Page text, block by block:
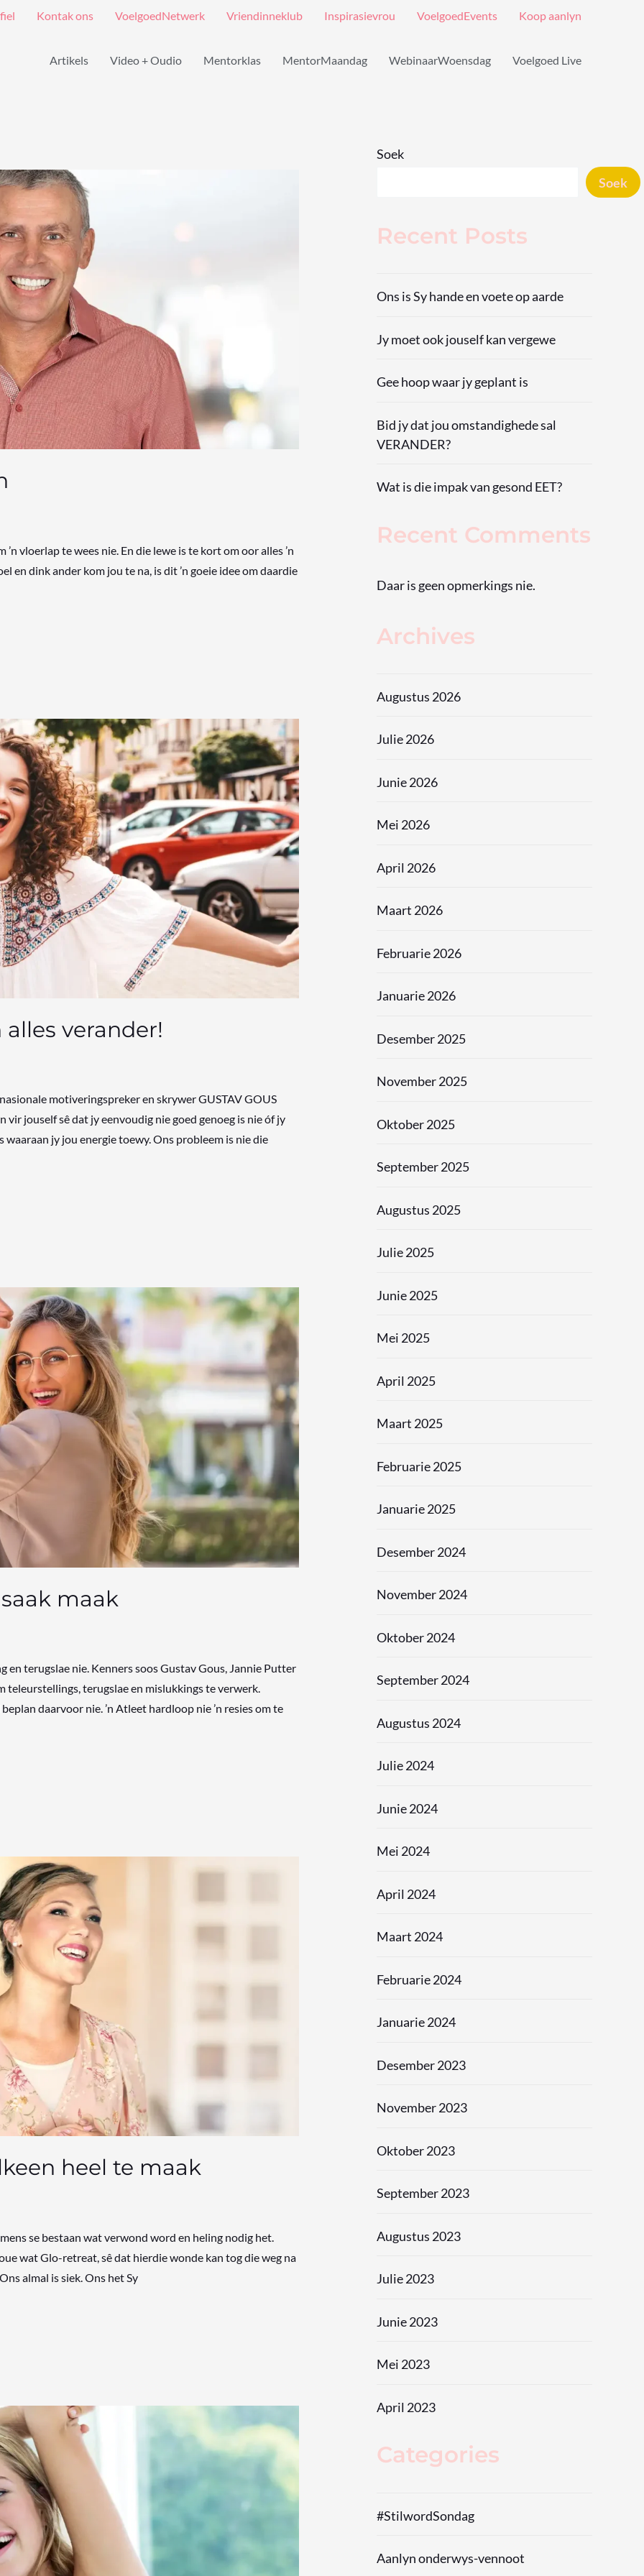
Kontak ons VoelgoedNetwerk Vriendinneklub Inspirasievrou VoelgoedEvents Koop aanlyn
Artikels Video + Oudio Mentorklas MentorMaandag WebinaarWoensdag Voelgoed Live
vloerlap te wees nie. En die lewe is te kort om oor alles ’n
en dink ander kom jou te na, is dit ’n goeie idee om daardie
verander!
motiveringspreker en skrywer GUSTAV GOUS
jouself sê dat jy eenvoudig nie goed genoeg is nie óf jy
jy jou energie toewy. Ons probleem is nie die
maak
terugslae nie. Kenners soos Gustav Gous, Jannie Putter
teleurstellings, terugslae en mislukkings te verwerk.
daarvoor nie. ’n Atleet hardloop nie ’n resies om te
heel te maak
se bestaan wat verwond word en heling nodig het.
wat Glo-retreat, sê dat hierdie wonde kan tog die weg na
almal is siek. Ons het Sy
Soek
Soek
Recent Posts
Ons is Sy hande en voete op aarde
Jy moet ook jouself kan vergewe
Gee hoop waar jy geplant is
Bid jy dat jou omstandighede sal
VERANDER?
Wat is die impak van gesond EET?
Recent Comments
Daar is geen opmerkings nie.
Archives
Augustus 2026
Julie 2026
Junie 2026
Mei 2026
April 2026
Maart 2026
Februarie 2026
Januarie 2026
Desember 2025
November 2025
Oktober 2025
September 2025
Augustus 2025
Julie 2025
Junie 2025
Mei 2025
April 2025
Maart 2025
Februarie 2025
Januarie 2025
Desember 2024
November 2024
Oktober 2024
September 2024
Augustus 2024
Julie 2024
Junie 2024
Mei 2024
April 2024
Maart 2024
Februarie 2024
Januarie 2024
Desember 2023
November 2023
Oktober 2023
September 2023
Augustus 2023
Julie 2023
Junie 2023
Mei 2023
April 2023
Categories
#StilwordSondag
Aanlyn onderwys-vennoot